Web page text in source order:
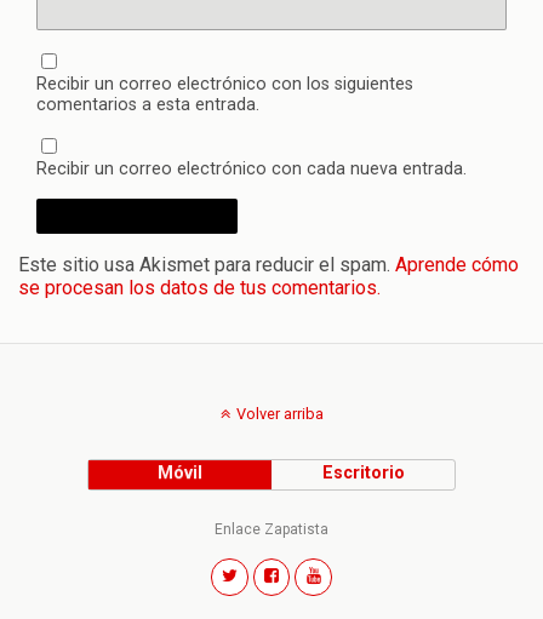
Recibir un correo electrónico con los siguientes
comentarios a esta entrada.
Recibir un correo electrónico con cada nueva entrada.
Este sitio usa Akismet para reducir el spam. Aprende cómo
se procesan los datos de tus comentarios.
Volver arriba
Móvil Escritorio
Enlace Zapatista